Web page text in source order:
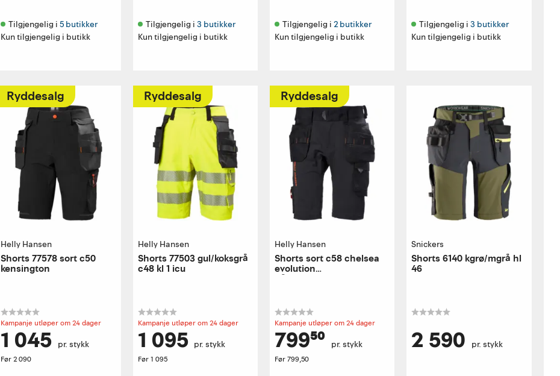
Tilgjengelig i 5 butikker
Kun tilgjengelig i butikk
Tilgjengelig i 3 butikker
Kun tilgjengelig i butikk
Tilgjengelig i 2 butikker
Kun tilgjengelig i butikk
Tilgjengelig i 3 butikker
Kun tilgjengelig i butikk
Ryddesalg
Helly Hansen
Shorts 77578 sort c50
kensington
Kampanje utløper om 24 dager
1 045 pr. stykk
Før2 090
Ryddesalg
Helly Hansen
Shorts 77503 gul/koksgrå
c48 kl 1 icu
Kampanje utløper om 24 dager
1 095 pr. stykk
Før 1 095
Ryddesalg
Helly Hansen
Shorts sort c58 chelsea
evolution
håndverkershorts
Kampanje utløper om 24 dager
799⁵⁰ pr. stykk
Før799,50
Snickers
Shorts 6140 kgrø/mgrå hl
46
2 590 pr. stykk